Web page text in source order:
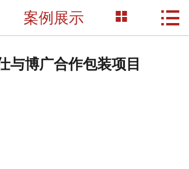
网站首页
案例展示  
与博广合作包装项目